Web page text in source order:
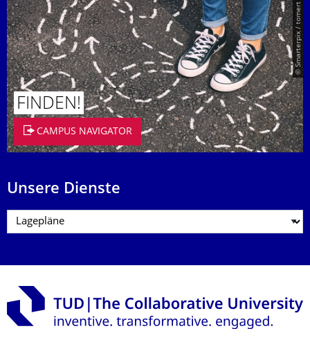
© Smarterpix / tomert
FINDEN!
CAMPUS NAVIGATOR
Unsere Dienste